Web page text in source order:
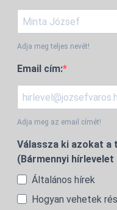
Adja meg teljes nevét!
Email cím:
Adja meg az email címét!
Válassza ki azokat a
(Bármennyi
Általános hírek
Hogyan vehetek